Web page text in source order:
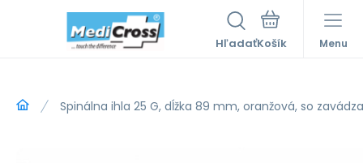
Hľadať Menu
Spinálna ihla 25 G, dĺžka 89 mm, oranžová, so